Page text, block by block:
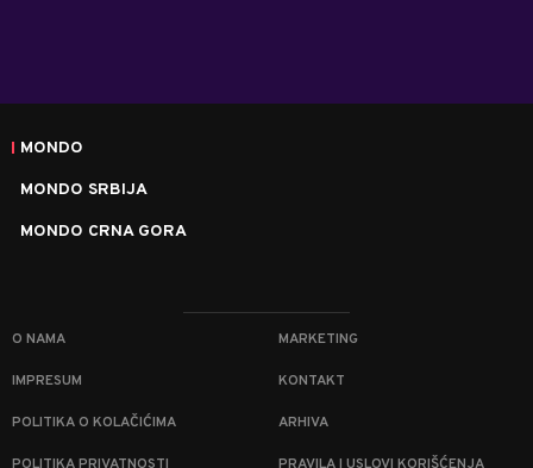
MONDO
MONDO SRBIJA
MONDO CRNA GORA
O NAMA MARKETING
IMPRESUM KONTAKT
POLITIKA O KOLAČIĆIMA ARHIVA